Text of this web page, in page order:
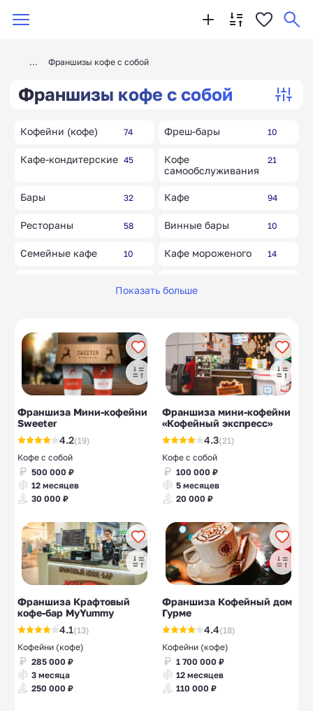
Франшизы кофе с собой
Франшизы кофе с собой
Кофейни (кофе) 74 Фреш-бары 10
Кафе-кондитерские 45
Кофе
самообслуживания
21
Бары 32 Кафе 94
Рестораны 58 Винные бары 10
Семейные кафе 10 Кафе мороженого 14
Японская кухня 17 Куры гриль 10
Показать больше
Франшиза Мини-кофейни
Sweeter
4.2(19)
Кофе с собой
500 000 ₽
12 месяцев
30 000 ₽
Франшиза мини-кофейни
«Кофейный экспресс»
4.3(21)
Кофе с собой
100 000 ₽
5 месяцев
20 000 ₽
Франшиза Крафтовый
кофе-бар MyYummy
4.1(13)
Кофейни (кофе)
285 000 ₽
3 месяца
250 000 ₽
Франшиза Кофейный дом
Гурме
4.4(18)
Кофейни (кофе)
1 700 000 ₽
12 месяцев
110 000 ₽